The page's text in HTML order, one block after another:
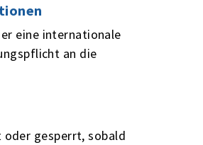
eine internationale
an die
oder gesperrt, sobald